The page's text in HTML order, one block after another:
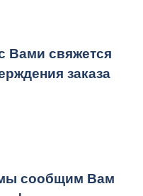
Вами свяжется
заказа
сообщим Вам